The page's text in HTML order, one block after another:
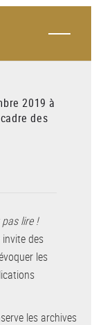
2019 à
des
lire !
des
les
les archives